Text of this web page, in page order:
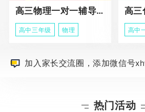
高三物理一对一辅导课程
高中三年级 物理 高中
加入家长交流圈，添加微信号
热门活动